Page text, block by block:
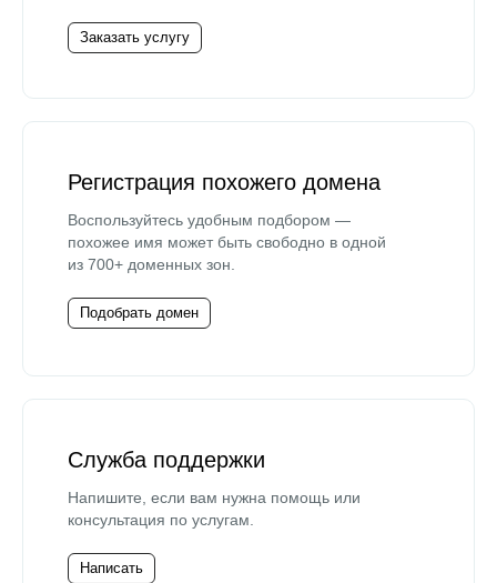
Заказать услугу
Регистрация похожего домена
Воспользуйтесь удобным подбором —
похожее имя может быть свободно в одной
из 700+ доменных зон.
Подобрать домен
Служба поддержки
Напишите, если вам нужна помощь или
консультация по услугам.
Написать